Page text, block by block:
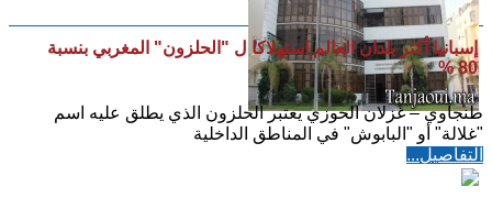
إسبانيا أكثر بلدان العالم استهلاكا ل "الحلزون" المغربي بنسبة
80 %
طنجاوي – غزلان الحوزي يعتبر الحلزون الذي يطلق عليه اسم
"غلالة" أو "البابوش" في المناطق الداخلية
التفاصيل...